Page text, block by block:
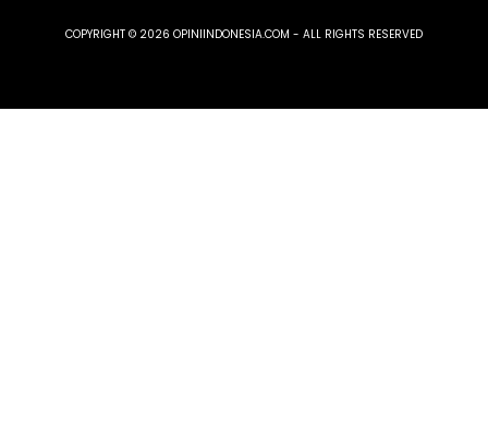
COPYRIGHT © 2026 OPINIINDONESIA.COM - ALL RIGHTS RESERVED